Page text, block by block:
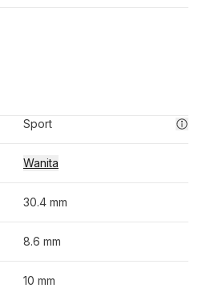
Sport
Wanita
30.4 mm
8.6 mm
10 mm